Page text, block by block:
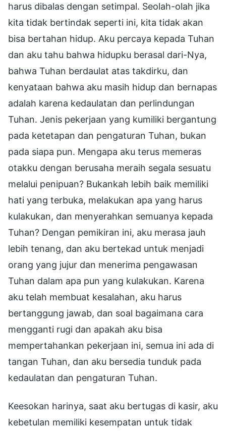
harus dibalas dengan setimpal. Seolah-olah jika
kita tidak bertindak seperti ini, kita tidak akan
bisa bertahan hidup. Aku percaya kepada Tuhan
dan aku tahu bahwa hidupku berasal dari-Nya,
bahwa Tuhan berdaulat atas takdirku, dan
kenyataan bahwa aku masih hidup dan bernapas
adalah karena kedaulatan dan perlindungan
Tuhan. Jenis pekerjaan yang kumiliki bergantung
pada ketetapan dan pengaturan Tuhan, bukan
pada siapa pun. Mengapa aku terus memeras
otakku dengan berusaha meraih segala sesuatu
melalui penipuan? Bukankah lebih baik memiliki
hati yang terbuka, melakukan apa yang harus
kulakukan, dan menyerahkan semuanya kepada
Tuhan? Dengan pemikiran ini, aku merasa jauh
lebih tenang, dan aku bertekad untuk menjadi
orang yang jujur dan menerima pengawasan
Tuhan dalam apa pun yang kulakukan. Karena
aku telah membuat kesalahan, aku harus
bertanggung jawab, dan soal bagaimana cara
mengganti rugi dan apakah aku bisa
mempertahankan pekerjaan ini, semua ini ada di
tangan Tuhan, dan aku bersedia tunduk pada
kedaulatan dan pengaturan Tuhan.
Keesokan harinya, saat aku bertugas di kasir, aku
kebetulan memiliki kesempatan untuk tidak